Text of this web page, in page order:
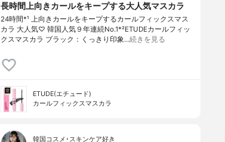
長時間上向きカールをキープする大人気マスカラ
24時間*¹ 上向きカールをキープするカールフィックスマス
カラ 大人気♡ 韓国人気９年連続No.1*²ETUDEカールフィッ
クスマスカラ ブラック：くっきり印象…続きを見る
ETUDE(エチュード)
カールフィックスマスカラ
韓国コスメ･スキンケア好き